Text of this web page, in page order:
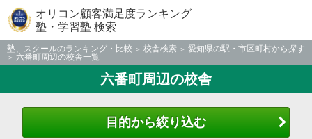
オリコン顧客満足度ランキング
塾・学習塾 検索
塾、スクールのランキング・比較 校舎検索
愛知県の駅・市区町村から探す
六番町周辺の校舎一覧
六番町周辺の校舎
目的から絞り込む